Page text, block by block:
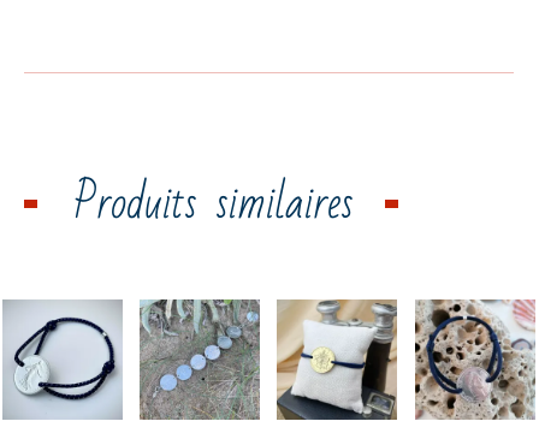
Produits similaires